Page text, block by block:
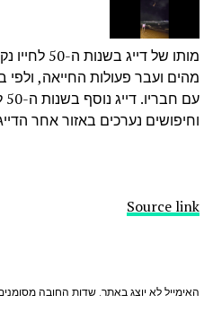
מותו של
מהים ועבר פעולות החייאה,
וחיפושים נערכים באזור אחר
Source link
האימייל לא יוצג באתר. שדות החובה